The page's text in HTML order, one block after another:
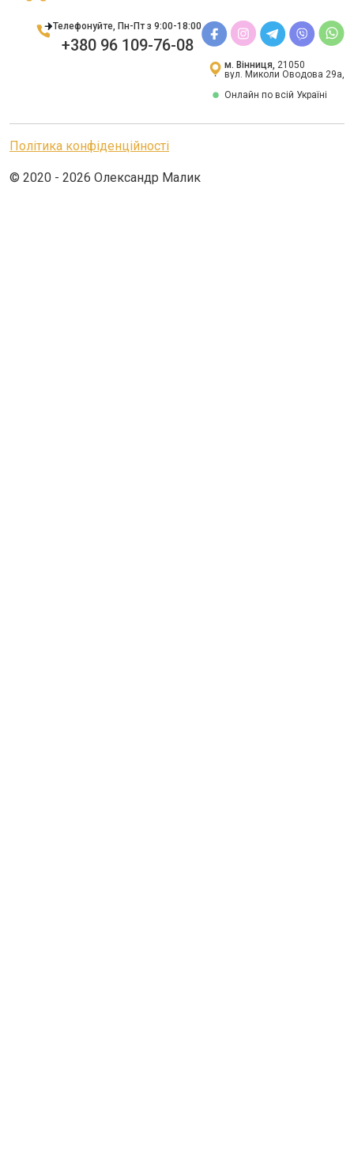
Телефонуйте, Пн-Пт з 9:00-18:00
+380 96 109-76-08
м. Вінниця, 21050
вул. Миколи Оводова 29а,
Онлайн по всій Україні
Політика конфіденційності
© 2020 - 2026 Олександр Малик